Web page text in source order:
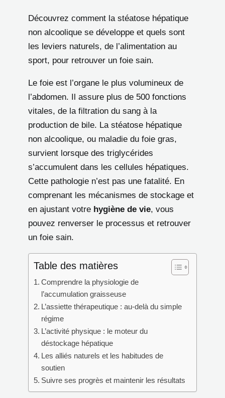
Découvrez comment la stéatose hépatique
non alcoolique se développe et quels sont
les leviers naturels, de l’alimentation au
sport, pour retrouver un foie sain.
Le foie est l’organe le plus volumineux de
l’abdomen. Il assure plus de 500 fonctions
vitales, de la filtration du sang à la
production de bile. La stéatose hépatique
non alcoolique, ou maladie du foie gras,
survient lorsque des triglycérides
s’accumulent dans les cellules hépatiques.
Cette pathologie n’est pas une fatalité. En
comprenant les mécanismes de stockage et
en ajustant votre hygiène de vie, vous
pouvez renverser le processus et retrouver
un foie sain.
Table des matières
Comprendre la physiologie de
l’accumulation graisseuse
L’assiette thérapeutique : au-delà du simple
régime
L’activité physique : le moteur du
déstockage hépatique
Les alliés naturels et les habitudes de
soutien
Suivre ses progrès et maintenir les résultats